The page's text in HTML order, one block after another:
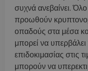
συχνά ανεβαίνει.
προωθούν
οπαδούς στα μέσα
μπορεί να υπερβάλει
επιδοκιμασίας στις
μπορούν να